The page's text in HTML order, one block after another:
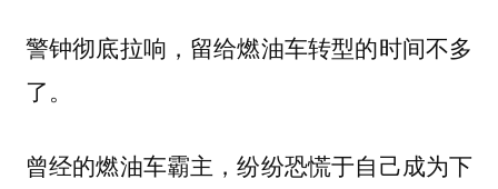
警钟彻底拉响，留给燃油车转型的时间不多
了。
曾经的燃油车霸主，纷纷恐慌于自己成为下